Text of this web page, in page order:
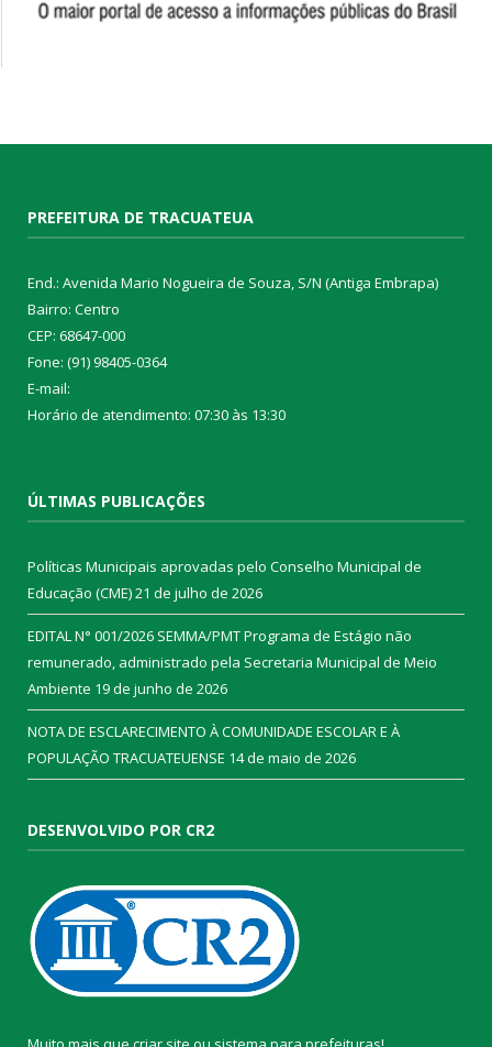
PREFEITURA DE TRACUATEUA
End.: Avenida Mario Nogueira de Souza, S/N (Antiga Embrapa)
Bairro: Centro
CEP: 68647-000
Fone: (91) 98405-0364
E-mail:
Horário de atendimento: 07:30 às 13:30
ÚLTIMAS PUBLICAÇÕES
Políticas Municipais aprovadas pelo Conselho Municipal de
Educação (CME)21 de julho de 2026
EDITAL N° 001/2026 SEMMA/PMT Programa de Estágio não
remunerado, administrado pela Secretaria Municipal de Meio
Ambiente 19 de junho de 2026
NOTA DE ESCLARECIMENTO À COMUNIDADE ESCOLAR E À
POPULAÇÃO TRACUATEUENSE 14 de maio de 2026
DESENVOLVIDO POR CR2